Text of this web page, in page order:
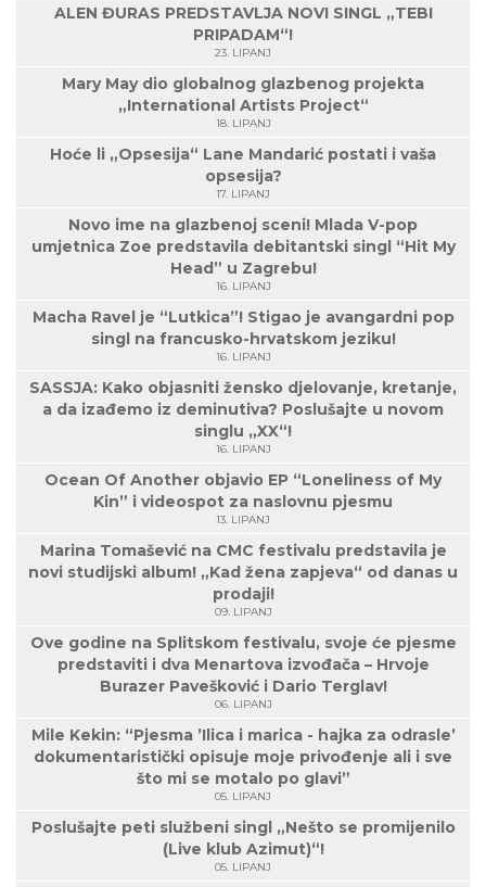
ALEN ĐURAS PREDSTAVLJA NOVI SINGL „TEBI
PRIPADAM“!
23. LIPANJ
Mary May dio globalnog glazbenog projekta
„International Artists Project“
18. LIPANJ
Hoće li „Opsesija“ Lane Mandarić postati i vaša
opsesija?
17. LIPANJ
Novo ime na glazbenoj sceni! Mlada V-pop
umjetnica Zoe predstavila debitantski singl “Hit My
Head” u Zagrebu!
16. LIPANJ
Macha Ravel je “Lutkica”! Stigao je avangardni pop
singl na francusko-hrvatskom jeziku!
16. LIPANJ
SASSJA: Kako objasniti žensko djelovanje, kretanje,
a da izađemo iz deminutiva? Poslušajte u novom
singlu „XX“!
16. LIPANJ
Ocean Of Another objavio EP “Loneliness of My
Kin” i videospot za naslovnu pjesmu
13. LIPANJ
Marina Tomašević na CMC festivalu predstavila je
novi studijski album! „Kad žena zapjeva“ od danas u
prodaji!
09. LIPANJ
Ove godine na Splitskom festivalu, svoje će pjesme
predstaviti i dva Menartova izvođača – Hrvoje
Burazer Pavešković i Dario Terglav!
06. LIPANJ
Mile Kekin: “Pjesma ’Ilica i marica - hajka za odrasle’
dokumentaristički opisuje moje privođenje ali i sve
što mi se motalo po glavi”
05. LIPANJ
Poslušajte peti službeni singl „Nešto se promijenilo
(Live klub Azimut)“!
05. LIPANJ